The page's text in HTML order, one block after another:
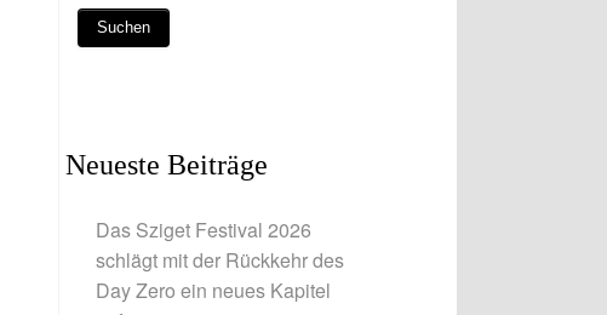
Neueste Beiträge
Das Sziget Festival 2026
schlägt mit der Rückkehr des
Day Zero ein neues Kapitel